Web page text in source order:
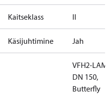
Kaitseklass II
Käsijuhtimine Jah
VFH2-LAM
DN 150,
Butterfly